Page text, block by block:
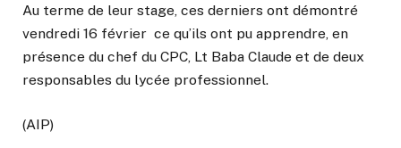
Au terme de leur stage, ces derniers ont démontré
vendredi 16 février ce qu’ils ont pu apprendre, en
présence du chef du CPC, Lt Baba Claude et de deux
responsables du lycée professionnel.
(AIP)